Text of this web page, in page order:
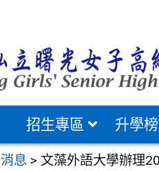
招生專區 升學
息 > 文藻外語大學辦理